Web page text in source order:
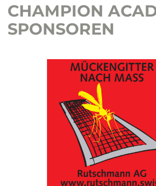
CHAMPION
SPONSOREN